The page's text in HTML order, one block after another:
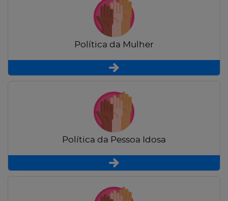
Política da Mulher
Política da Pessoa Idosa